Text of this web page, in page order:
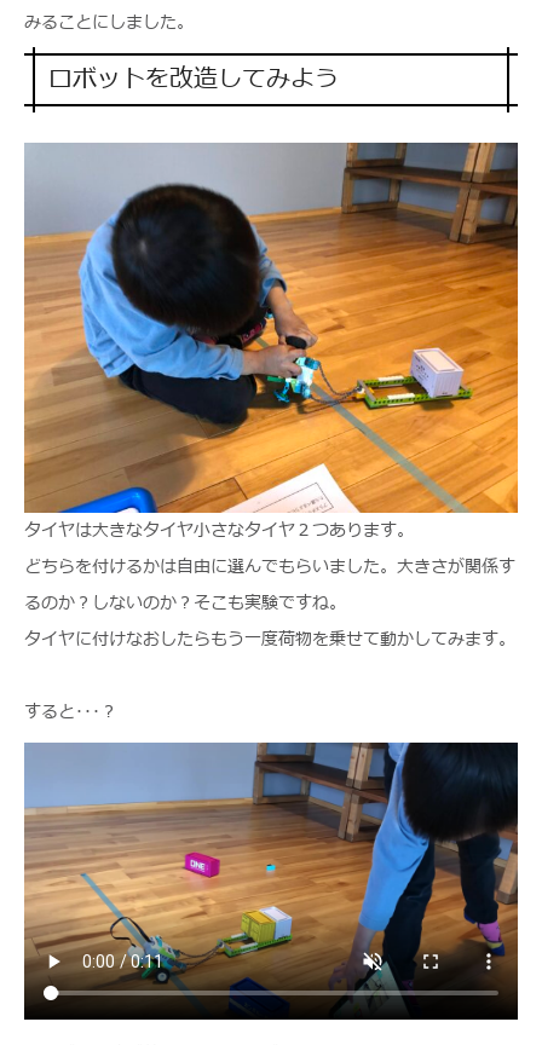
みることにしました。
ロボットを改造してみよう
タイヤは大きなタイヤ小さなタイヤ２つあります。
どちらを付けるかは自由に選んでもらいました。大きさが関係す
るのか？しないのか？そこも実験ですね。
タイヤに付けなおしたらもう一度荷物を乗せて動かしてみます。
すると･･･？